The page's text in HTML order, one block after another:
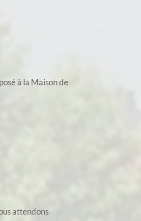
à la Maison de
attendons